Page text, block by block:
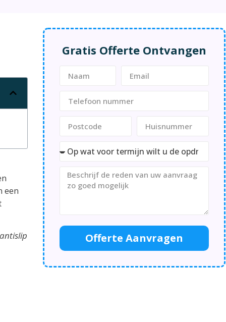
een
Gratis Offerte Ontvangen
Offerte Aanvragen